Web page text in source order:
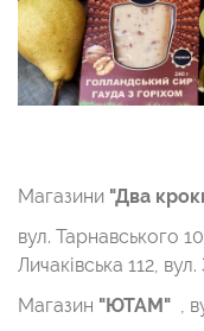
Магазини "Два
вул. Тарнавського
Личаківська 112,
Магазин "ЮТАМ" ,